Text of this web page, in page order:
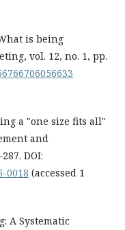
is being
vol. 12, no. 1, pp.
a "one size fits all"
and
DOI:
0018 (accessed 1
A Systematic